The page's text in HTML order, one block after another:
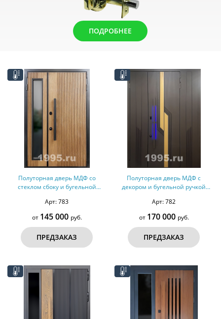
ПОДРОБНЕЕ
Полуторная дверь МДФ со
стеклом сбоку и бугельной
оцинкованная сталь)
Арт: 783
от 145 000 руб.
ПРЕДЗАКАЗ
Полуторная дверь МДФ с
декором и бугельной ручкой
Арт: 782
от 170 000 руб.
ПРЕДЗАКАЗ